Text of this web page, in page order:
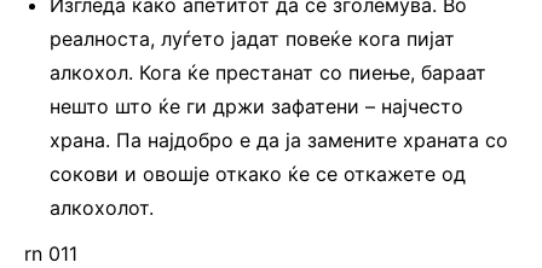
Изгледа како апетитот да се зголемува. Во
реалноста, луѓето јадат повеќе кога пијат
алкохол. Кога ќе престанат со пиење, бараат
нешто што ќе ги држи зафатени – најчесто
храна. Па најдобро е да ја замените храната со
сокови и овошје откако ќе се откажете од
алкохолот.
rn 011